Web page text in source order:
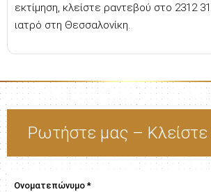
εκτίμηση, κλείστε ραντεβού στο 2312
ιατρό στη Θεσσαλονίκη.
Ρωτήστε μας –
Ονοματεπώνυμο *